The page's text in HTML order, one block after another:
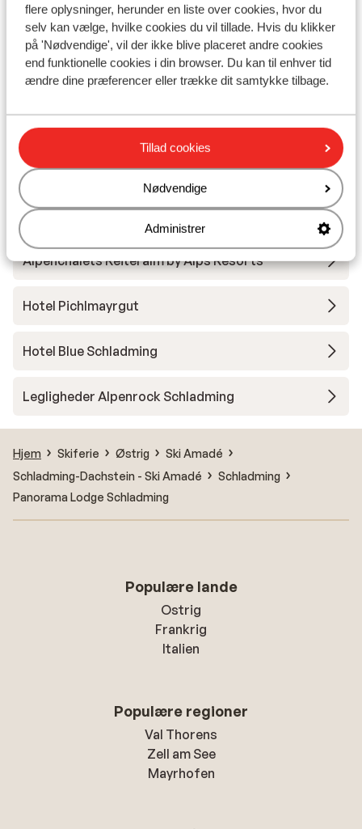
flere oplysninger, herunder en liste over cookies, hvor du
selv kan vælge, hvilke cookies du vil tillade. Hvis du klikker
på 'Nødvendige', vil der ikke blive placeret andre cookies
end funktionelle cookies i din browser. Du kan til enhver tid
ændre dine præferencer eller trække dit samtykke tilbage.
Tillad cookies
Nødvendige
Administrer
Hotel Johann
Hotel Falkensteiner Schladming
Hotel Maistatt
Bergresort Hauser Kaibling
Villa Liesl by Alps Resorts
Alpenchalets Reiteralm by Alps Resorts
Hotel Pichlmayrgut
Hotel Blue Schladming
Legligheder Alpenrock Schladming
Hjem Skiferie Østrig
Ski Amadé
Schladming-Dachstein - Ski Amadé
Schladming
Panorama Lodge Schladming
Populære lande
Ostrig
Frankrig
Italien
Populære regioner
Val Thorens
Zell am See
Mayrhofen